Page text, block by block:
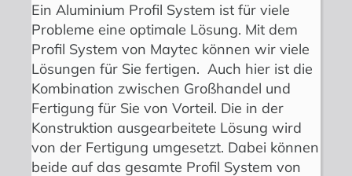
Ein Aluminium Profil System ist für viele
Probleme eine optimale Lösung. Mit dem
Profil System von Maytec können wir viele
Lösungen für Sie fertigen. Auch hier ist die
Kombination zwischen Großhandel und
Fertigung für Sie von Vorteil. Die in der
Konstruktion ausgearbeitete Lösung wird
von der Fertigung umgesetzt. Dabei können
beide auf das gesamte Profil System von